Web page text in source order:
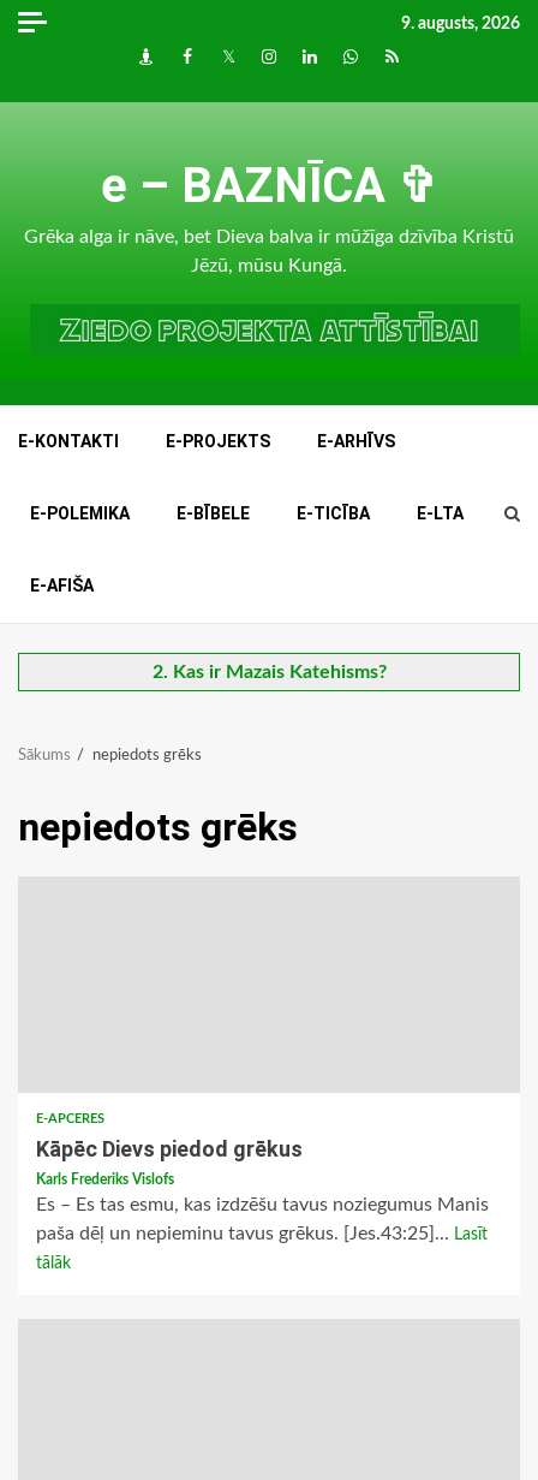
Skip
9. augusts, 2026
DraugiemFacebook
TwitterInstagram
LinkedInwhatsapp
RSS
e – BAZNĪCA ✞
Grēka alga ir nāve, bet Dieva balva ir mūžīga dzīvība Kristū
Jēzū, mūsu Kungā.
E-KONTAKTI E-PROJEKTS E-ARHĪVS
E-POLEMIKA E-BĪBELE E-TICĪBA E-LTA
E-AFIŠA
2. Kas ir Mazais Katehisms?
Sākums nepiedots grēks
nepiedots grēks
E-APCERES
Kāpēc Dievs piedod grēkus
Karls Frederiks Vislofs
Es – Es tas esmu, kas izdzēšu tavus noziegumus Manis
paša dēļ un nepieminu tavus grēkus. [Jes.43:25]... Lasīt
tālāk